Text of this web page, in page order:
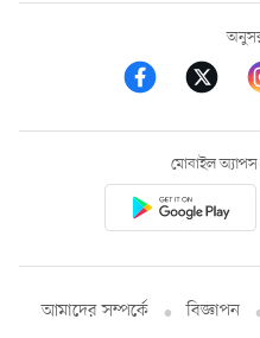
মোবাইল
আমাদের সম্পর্কে বিজ্ঞাপন